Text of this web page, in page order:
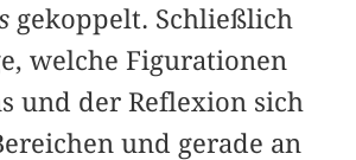
gekoppelt. Schließlich
welche Figurationen
und der Reflexion sich
und gerade an